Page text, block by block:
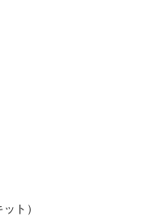
ト）